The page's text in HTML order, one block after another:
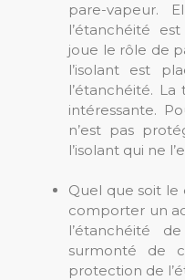
pare-vapeur.
l’étanchéité
joue le rôle de
l’isolant est
l’étanchéité.
intéressante.
n’est pas
l’isolant qui ne
Quel que soit le
comporter un
l’étanchéité
surmonté de
protection de